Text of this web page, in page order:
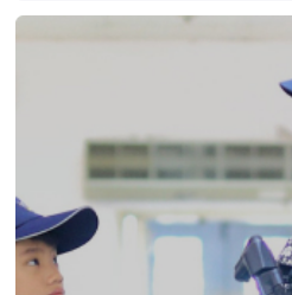
影音專區
交通安全